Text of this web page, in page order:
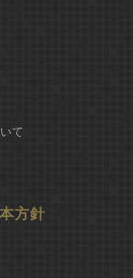
て
方針